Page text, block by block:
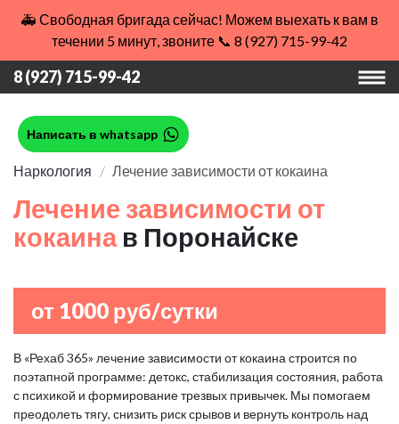
🚑 Свободная бригада сейчас! Можем выехать к вам в
течении 5 минут, звоните 📞 8 (927) 715-99-42
8 (927) 715-99-42
Написать в whatsapp
Наркология Лечение зависимости от кокаина
Лечение зависимости от
кокаина в Поронайске
от 1000 руб/сутки
В «Рехаб 365» лечение зависимости от кокаина строится по
поэтапной программе: детокс, стабилизация состояния, работа
с психикой и формирование трезвых привычек. Мы помогаем
преодолеть тягу, снизить риск срывов и вернуть контроль над